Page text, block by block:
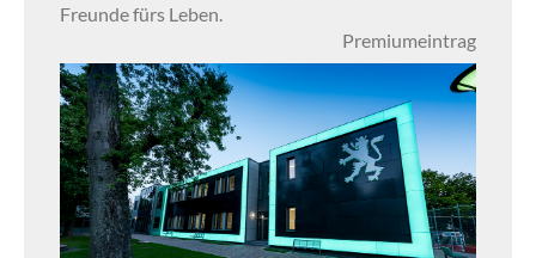
Freunde fürs Leben.
Premiumeintrag